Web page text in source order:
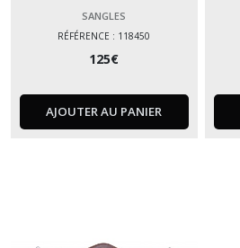
SANGLES
RÉFÉRENCE : 118450
125€
AJOUTER AU PANIER